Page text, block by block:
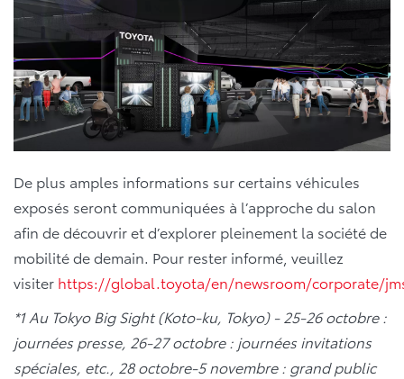
De plus amples informations sur certains véhicules
exposés seront communiquées à l’approche du salon
afin de découvrir et d’explorer pleinement la société de
mobilité de demain. Pour rester informé, veuillez
visiter https://global.toyota/en/newsroom/corporate/
*1 Au Tokyo Big Sight (Koto-ku, Tokyo) - 25-26 octobre :
journées presse, 26-27 octobre : journées invitations
spéciales, etc., 28 octobre-5 novembre : grand public